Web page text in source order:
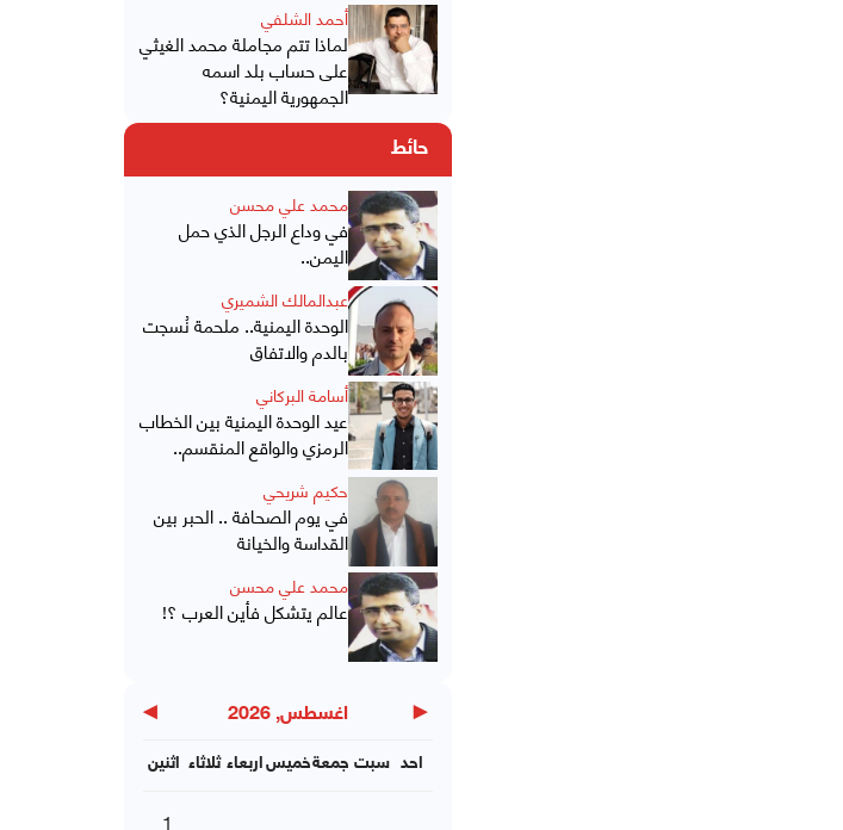
أحمد الشلفي
لماذا تتم مجاملة محمد الغيثي
على حساب بلد اسمه
الجمهورية اليمنية؟
حائط
محمد علي محسن
في وداع الرجل الذي حمل
اليمن..
عبدالمالك الشميري
الوحدة اليمنية.. ملحمة نُسجت
بالدم والاتفاق
أسامة البركاني
عيد الوحدة اليمنية بين الخطاب
الرمزي والواقع المنقسم..
حكيم شريحي
في يوم الصحافة .. الحبر بين
القداسة والخيانة
محمد علي محسن
عالم يتشكل فأين العرب ؟!
◀ اغسطس, 2026 ▶
اثنين ثلاثاء اربعاءخميسجمعة سبت احد
1